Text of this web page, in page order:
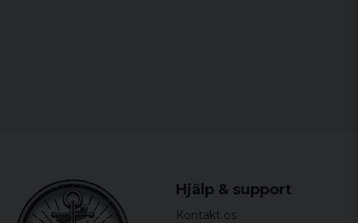
Hjälp & support
Kontakt os